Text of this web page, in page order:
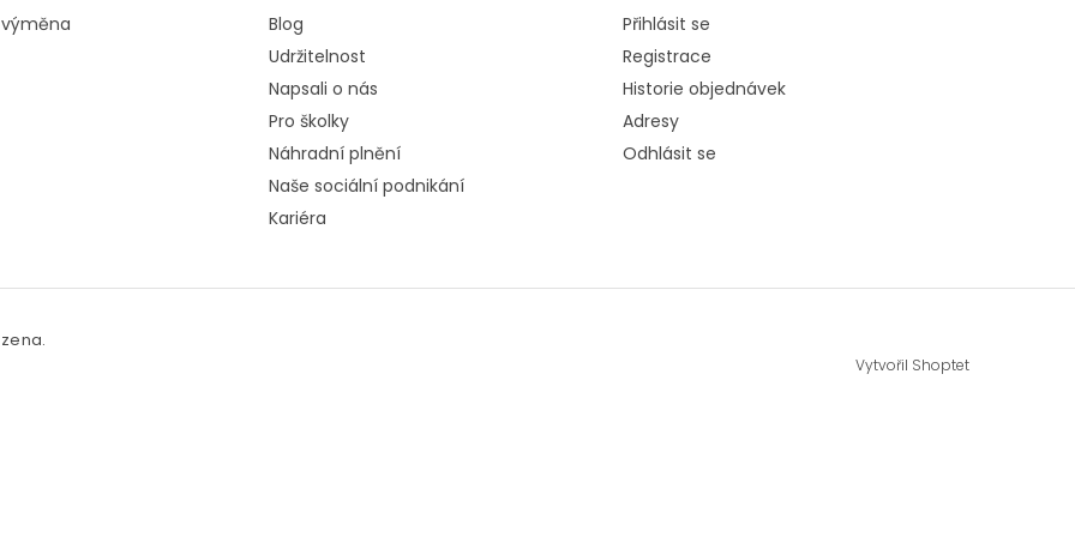
Blog
Udržitelnost
Napsali o nás
Pro školky
Náhradní plnění
Naše sociální podnikání
Kariéra
Přihlásit se
Registrace
Historie objednávek
Adresy
Odhlásit se
Vytvořil Shoptet